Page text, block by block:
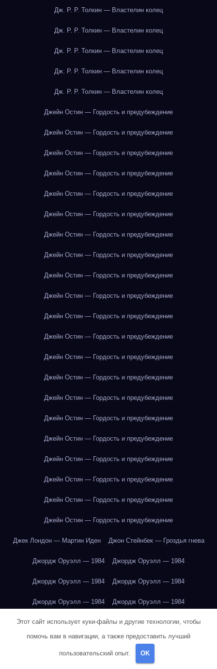
Дж. Р. Р. Толкин — Властелин колец
Дж. Р. Р. Толкин — Властелин колец
Дж. Р. Р. Толкин — Властелин колец
Дж. Р. Р. Толкин — Властелин колец
Дж. Р. Р. Толкин — Властелин колец
Джейн Остин — Гордость и предубеждение
Джейн Остин — Гордость и предубеждение
Джейн Остин — Гордость и предубеждение
Джейн Остин — Гордость и предубеждение
Джейн Остин — Гордость и предубеждение
Джейн Остин — Гордость и предубеждение
Джейн Остин — Гордость и предубеждение
Джейн Остин — Гордость и предубеждение
Джейн Остин — Гордость и предубеждение
Джейн Остин — Гордость и предубеждение
Джейн Остин — Гордость и предубеждение
Джейн Остин — Гордость и предубеждение
Джейн Остин — Гордость и предубеждение
Джейн Остин — Гордость и предубеждение
Джейн Остин — Гордость и предубеждение
Джейн Остин — Гордость и предубеждение
Джейн Остин — Гордость и предубеждение
Джейн Остин — Гордость и предубеждение
Джейн Остин — Гордость и предубеждение
Джейн Остин — Гордость и предубеждение
Джейн Остин — Гордость и предубеждение
Джек Лондон — Мартин Иден Джон Стейнбек — Гроздья гнева
Джордж Оруэлл — 1984 Джордж Оруэлл — 1984
Джордж Оруэлл — 1984 Джордж Оруэлл — 1984
Джордж Оруэлл — 1984 Джордж Оруэлл — 1984
Джордж Оруэлл — 1984 Джордж Оруэлл — 1984
Джордж Оруэлл — 1984
Джордж Оруэлл — 1984
Этот сайт использует куки-файлы и другие технологии, чтобы
помочь вам в навигации, а также предоставить лучший
пользовательский опыт. OK